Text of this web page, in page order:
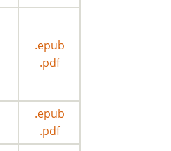
.epub
.pdf
.epub
.pdf